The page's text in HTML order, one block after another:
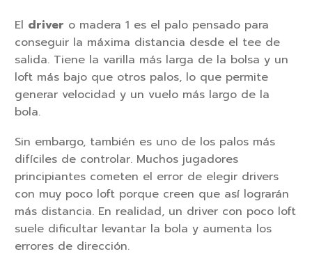
El driver o madera 1 es el palo pensado para
conseguir la máxima distancia desde el tee de
salida. Tiene la varilla más larga de la bolsa y un
loft más bajo que otros palos, lo que permite
generar velocidad y un vuelo más largo de la
bola.
Sin embargo, también es uno de los palos más
difíciles de controlar. Muchos jugadores
principiantes cometen el error de elegir drivers
con muy poco loft porque creen que así lograrán
más distancia. En realidad, un driver con poco loft
suele dificultar levantar la bola y aumenta los
errores de dirección.